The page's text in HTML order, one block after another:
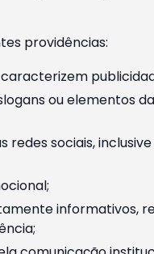
providências:
ou elementos
sociais,
informativos,